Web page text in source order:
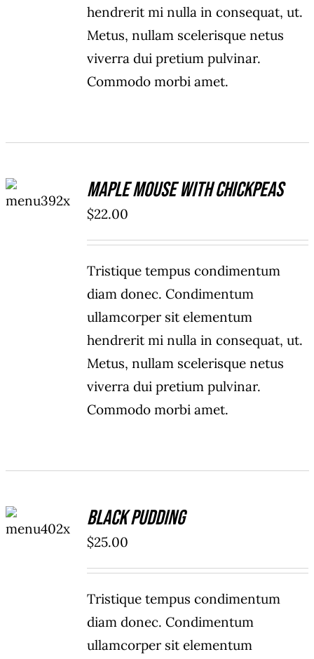
hendrerit mi nulla in consequat, ut.
Metus, nullam scelerisque netus
viverra dui pretium pulvinar.
Commodo morbi amet.
CART
/
Maple Mouse With Chickpeas
$22.00
Tristique tempus condimentum
diam donec. Condimentum
ullamcorper sit elementum
hendrerit mi nulla in consequat, ut.
Metus, nullam scelerisque netus
viverra dui pretium pulvinar.
Commodo morbi amet.
CART
/
Black Pudding
$25.00
Tristique tempus condimentum
diam donec. Condimentum
ullamcorper sit elementum